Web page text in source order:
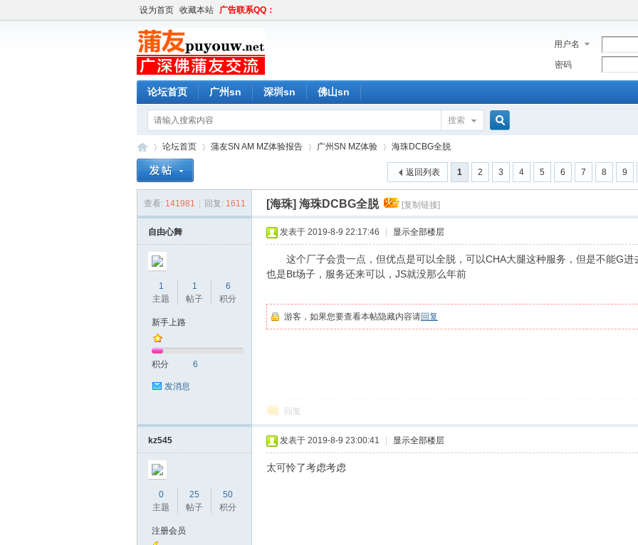
设为首页 收藏本站 广告联系QQ：
用户名
密码
论坛首页 广州sn 深圳sn 佛山sn
搜索
蒲 »
论坛首页 蒲友SN AM MZ体验报告
›
广州SN MZ体验
›
海珠DCBG全脱
1 2 3 4 5 6 7 8 9
返回列表
查看: 141981 回复: 1611 [海珠] 海珠DCBG全脱 [复制链接]
自由心舞
1
主题
1
帖子
6
积分
新手上路
积分 6
发消息
发表于 2019-8-9 22:17:46 显示全部楼层
这个厂子会贵一点，但优点是可以全脱，可以CHA大腿这种服务，但是不能G进
也是Bt场子，服务还来可以，JS就没那么年前
游客，如果您要查看本帖隐藏内容请回复
回复
kz545
0
主题
25
帖子
50
积分
注册会员
发表于 2019-8-9 23:00:41 显示全部楼层
太可怜了考虑考虑